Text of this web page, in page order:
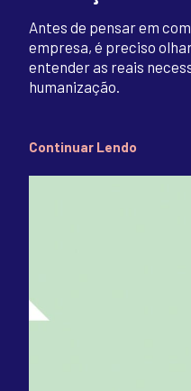
Antes de pensar em
empresa, é preciso
entender as reais
humanização.
Continuar Lendo